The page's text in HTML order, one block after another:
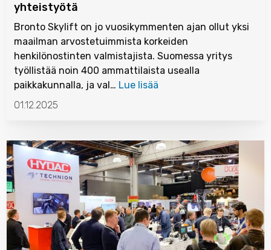
yhteistyötä
Bronto Skylift on jo vuosikymmenten ajan ollut yksi
maailman arvostetuimmista korkeiden
henkilönostinten valmistajista. Suomessa yritys
työllistää noin 400 ammattilaista usealla
paikkakunnalla, ja val… Lue lisää
01.12.2025